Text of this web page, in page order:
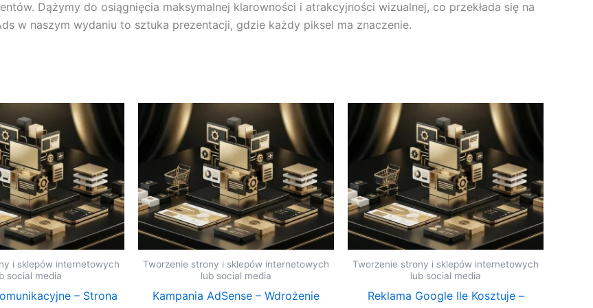
Dążymy do osiągnięcia maksymalnej klarowności i atrakcyjności wizualnej, co przekłada się na
w naszym wydaniu to sztuka prezentacji, gdzie każdy piksel ma znaczenie.
i sklepów internetowych
social media
– Strona
Tworzenie strony i sklepów internetowych
lub social media
Kampania AdSense – Wdrożenie
Tworzenie strony i sklepów internetowych
lub social media
Reklama Google Ile Kosztuje –